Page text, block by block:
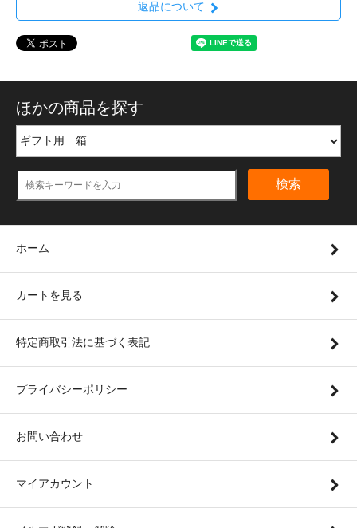
返品について
ほかの商品を探す
検索
ホーム
カートを見る
特定商取引法に基づく表記
プライバシーポリシー
お問い合わせ
マイアカウント